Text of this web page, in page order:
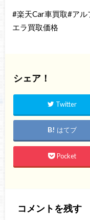
#楽天Car車買取#ア
エラ買取価格
シェア！
Twitter
はてブ
Pocket
コメントを残す